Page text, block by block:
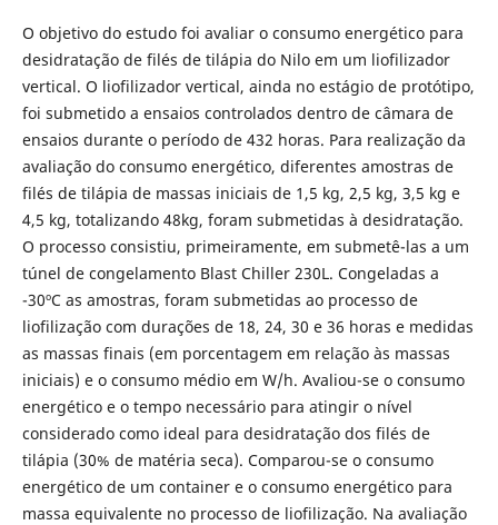
O objetivo do estudo foi avaliar o consumo energético para
desidratação de filés de tilápia do Nilo em um liofilizador
vertical. O liofilizador vertical, ainda no estágio de protótipo,
foi submetido a ensaios controlados dentro de câmara de
ensaios durante o período de 432 horas. Para realização da
avaliação do consumo energético, diferentes amostras de
filés de tilápia de massas iniciais de 1,5 kg, 2,5 kg, 3,5 kg e
4,5 kg, totalizando 48kg, foram submetidas à desidratação.
O processo consistiu, primeiramente, em submetê-las a um
túnel de congelamento Blast Chiller 230L. Congeladas a
-30ºC as amostras, foram submetidas ao processo de
liofilização com durações de 18, 24, 30 e 36 horas e medidas
as massas finais (em porcentagem em relação às massas
iniciais) e o consumo médio em W/h. Avaliou-se o consumo
energético e o tempo necessário para atingir o nível
considerado como ideal para desidratação dos filés de
tilápia (30% de matéria seca). Comparou-se o consumo
energético de um container e o consumo energético para
massa equivalente no processo de liofilização. Na avaliação